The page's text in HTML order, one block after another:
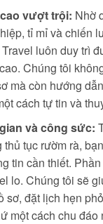
vượt trội: Nhờ
tỉ mỉ và chiến
luôn duy trì
Chúng tôi
mà còn hướng
cách tự tin và
và công sức:
tục rườm rà,
tin cần thiết.
lo. Chúng tôi sẽ
sơ, đặt lịch hẹn
một cách chu đáo